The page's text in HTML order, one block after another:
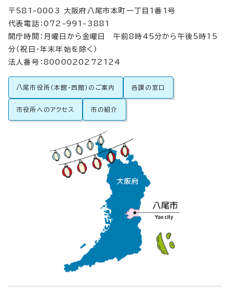
〒581-0003 大阪府八尾市本町一丁目1番1号
代表電話：072-991-3881
開庁時間：月曜日から金曜日 午前8時45分から午後5時15
分（祝日・年末年始を除く）
法人番号：8000020272124
八尾市役所（本館・西館）のご案内 各課の窓口
市役所へのアクセス 市の紹介